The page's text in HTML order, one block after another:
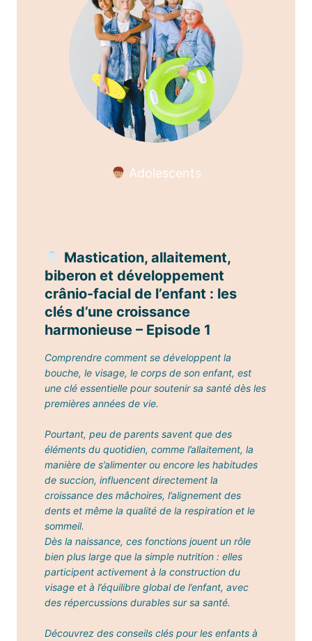
Adolescents
Mastication, allaitement,
biberon et développement
crânio-facial de l’enfant : les
clés d’une croissance
harmonieuse – Episode 1
Comprendre comment se développent la
bouche, le visage, le corps de son enfant, est
une clé essentielle pour soutenir sa santé dès les
premières années de vie.
Pourtant, peu de parents savent que des
éléments du quotidien, comme l’allaitement, la
manière de s’alimenter ou encore les habitudes
de succion, influencent directement la
croissance des mâchoires, l’alignement des
dents et même la qualité de la respiration et le
sommeil.
Dès la naissance, ces fonctions jouent un rôle
bien plus large que la simple nutrition : elles
participent activement à la construction du
visage et à l’équilibre global de l’enfant, avec
des répercussions durables sur sa santé.
Découvrez des conseils clés pour les enfants à